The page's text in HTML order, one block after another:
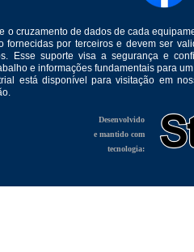
o cruzamento de dados de cada
fornecidas por terceiros e devem ser
Esse suporte visa a segurança e
e informações fundamentais para
está disponível para visitação em
Desenvolvido
e mantido com
tecnologia: